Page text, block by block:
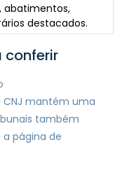
abatimentos,
destacados.
conferir
CNJ mantém uma
também
página de